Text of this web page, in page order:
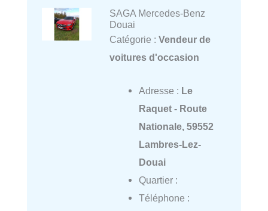
SAGA Mercedes-Benz
Douai
Catégorie : Vendeur de
voitures d'occasion
Adresse : Le
Raquet - Route
Nationale, 59552
Lambres-Lez-
Douai
Quartier :
Téléphone :